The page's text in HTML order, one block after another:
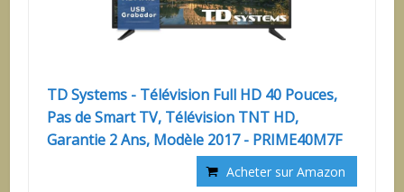
TD Systems - Télévision Full HD 40 Pouces,
Pas de Smart TV, Télévision TNT HD,
Garantie 2 Ans, Modèle 2017 - PRIME40M7F
Acheter sur Amazon